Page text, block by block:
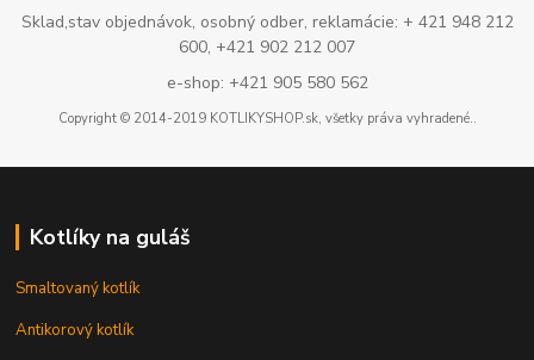
Sklad,stav objednávok, osobný odber, reklamácie: + 421 948 212
600, +421 902 212 007
e-shop: +421 905 580 562
Copyright © 2014-2019 KOTLIKYSHOP.sk, všetky práva vyhradené..
Kotlíky na guláš
Smaltovaný kotlík
Antikorový kotlík